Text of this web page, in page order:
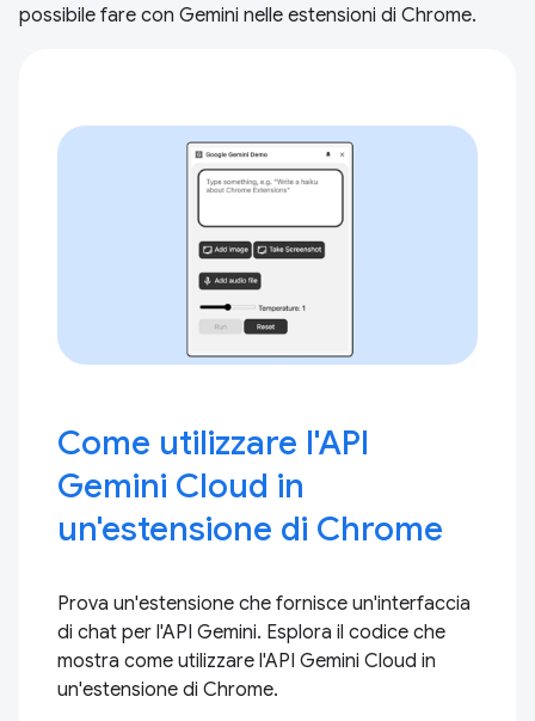
possibile fare con Gemini nelle estensioni di Chrome.
Come utilizzare l'API
Gemini Cloud in
un'estensione di Chrome
Prova un'estensione che fornisce un'interfaccia
di chat per l'API Gemini. Esplora il codice che
mostra come utilizzare l'API Gemini Cloud in
un'estensione di Chrome.